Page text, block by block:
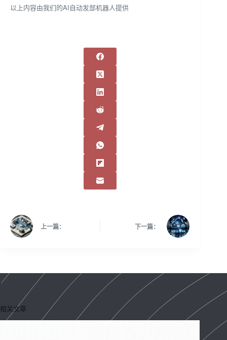
以上内容由我们的AI自动发部机器人提供
上一篇： 下一篇：
相关文章